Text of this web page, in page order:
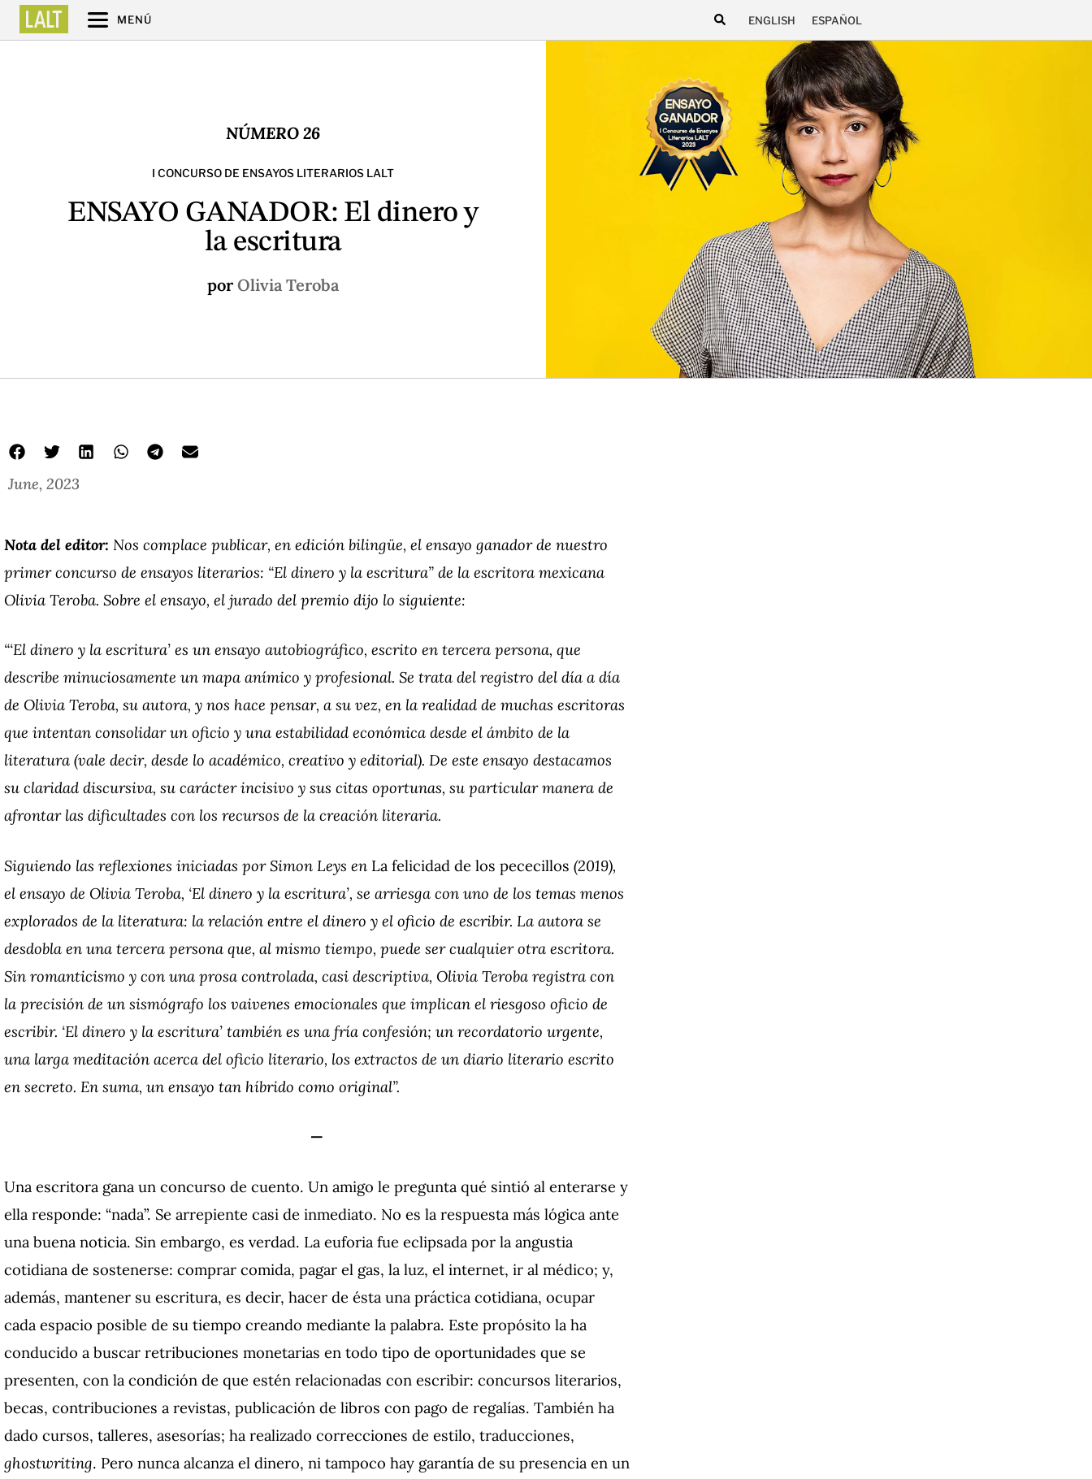
MENÚ ENGLISH ESPAÑOL
NÚMERO 26
I CONCURSO DE ENSAYOS LITERARIOS LALT
ENSAYO GANADOR: El dinero y
la escritura
por Olivia Teroba
June, 2023
Nota del editor: Nos complace publicar, en edición bilingüe, el ensayo ganador de nuestro
primerconcurso de ensayos literarios: “El dinero y la escritura” de la escritora mexicana
Olivia Teroba. Sobre el ensayo, el jurado del premio dijo lo siguiente:
“‘El dinero y la escritura’ es un ensayo autobiográfico, escrito en tercera persona, que
describe minuciosamente un mapa anímico y profesional. Se trata del registro del día a día
de Olivia Teroba, su autora, y nos hace pensar, a su vez, en la realidad de muchas escritoras
que intentan consolidar un oficio y una estabilidad económica desde el ámbito de la
literatura (vale decir, desde lo académico, creativo y editorial). De este ensayo destacamos
su claridad discursiva, su carácter incisivo y sus citas oportunas, su particular manera de
afrontar las dificultades con los recursos de la creación literaria.
Siguiendo las reflexiones iniciadas por Simon Leys en La felicidad de los pececillos (2019),
el ensayo de Olivia Teroba, ‘El dinero y la escritura’, se arriesga con uno de los temas menos
explorados de la literatura: la relación entre el dinero y el oficio de escribir. La autora se
desdobla en una tercera persona que, al mismo tiempo, puede ser cualquier otra escritora.
Sin romanticismo y con una prosa controlada, casi descriptiva, Olivia Teroba registra con
la precisión de un sismógrafo los vaivenes emocionales que implican el riesgoso oficio de
escribir. ‘El dinero y la escritura’ también es una fría confesión; un recordatorio urgente,
una larga meditación acerca del oficio literario, los extractos de un diario literario escrito
en secreto. En suma, un ensayo tan híbrido como original”.
—
Una escritora gana un concurso de cuento. Un amigo le pregunta qué sintió al enterarse y
ella responde: “nada”. Se arrepiente casi de inmediato. No es la respuesta más lógica ante
una buena noticia. Sin embargo, es verdad. La euforia fue eclipsada por la angustia
cotidiana de sostenerse: comprar comida, pagar el gas, la luz, el internet, ir al médico; y,
además, mantener su escritura, es decir, hacer de ésta una práctica cotidiana, ocupar
cada espacio posible de su tiempo creando mediante la palabra. Este propósito la ha
conducido a buscar retribuciones monetarias en todo tipo de oportunidades que se
presenten, con la condición de que estén relacionadas con escribir: concursos literarios,
becas, contribuciones a revistas, publicación de libros con pago de regalías. También ha
dado cursos, talleres, asesorías; ha realizado correcciones de estilo, traducciones,
ghostwriting. Pero nunca alcanza el dinero, ni tampoco hay garantía de su presencia en un